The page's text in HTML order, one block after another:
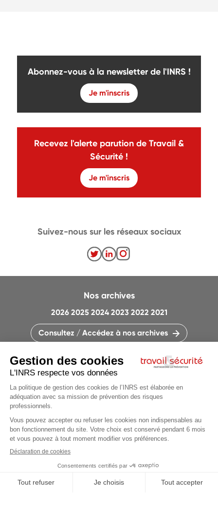
Articles du
Abonnez-vous à la newsletter de l'INRS !
Je m'inscris
Recevez l'alerte parution de Travail &
Sécurité !
Je m'inscris
CONTACTEZ LA RÉDACTION
QUI SOMMES-NOUS ?
PLAN DU SITE
PARAMÈTRES DES COOKIES
CHARTE DES COOKIES ET TRACEURS
Nos archives
2026 2025 2024 2023 2022 2021
Consultez / Accédez à nos archives
Suivez-nous sur les réseaux sociaux